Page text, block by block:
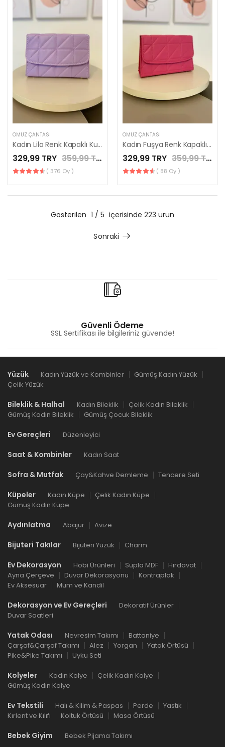
OMUZ ÇANTASI
Kadın Lila Renk Kapaklı Kutu Model El Çantası / LES MINORIA
329,99 TRY 359,99 TRY
( 376 Oy )
OMUZ ÇANTASI
Kadın Fuşya Renk Kapaklı Kutu Model El Çantası / LES MINORIA
329,99 TRY 359,99 TRY
( 88 Oy )
Gösterilen 1 / 5 içerisinde 223 ürün
Sonraki
Güvenli Ödeme
SSL Sertifikası ile bilgileriniz güvende!
Yüzük Kadın Yüzük ve Kombinler
Gümüş Kadın Yüzük
Çelik Yüzük
Bileklik & Halhal Kadın Bileklik
Çelik Kadın Bileklik
Gümüş Kadın Bileklik
Gümüş Çocuk Bileklik
Ev Gereçleri Düzenleyici
Saat & Kombinler Kadın Saat
Sofra & Mutfak Çay&Kahve Demleme Tencere Seti
Küpeler Kadın Küpe
Çelik Kadın Küpe
Gümüş Kadın Küpe
Aydınlatma Abajur Avize
Bijuteri Takılar Bijuteri Yüzük Charm
Ev Dekorasyon Hobi Ürünleri Supla MDF
Hırdavat
Ayna Çerçeve
Duvar Dekorasyonu
Kontraplak
Ev Aksesuar
Mum ve Kandil
Dekorasyon ve Ev Gereçleri
Dekoratif Ürünler
Duvar Saatleri
Yatak Odası Nevresim Takımı
Battaniye
Çarşaf&Çarşaf Takımı
Alez Yorgan
Yatak Örtüsü
Pike&Pike Takımı
Uyku Seti
Kolyeler Kadın Kolye
Çelik Kadın Kolye
Gümüş Kadın Kolye
Ev Tekstili Halı & Kilim & Paspas Perde
Yastık
Kırlent ve Kılıfı
Koltuk Örtüsü Masa Örtüsü
Bebek Giyim Bebek Pijama Takımı